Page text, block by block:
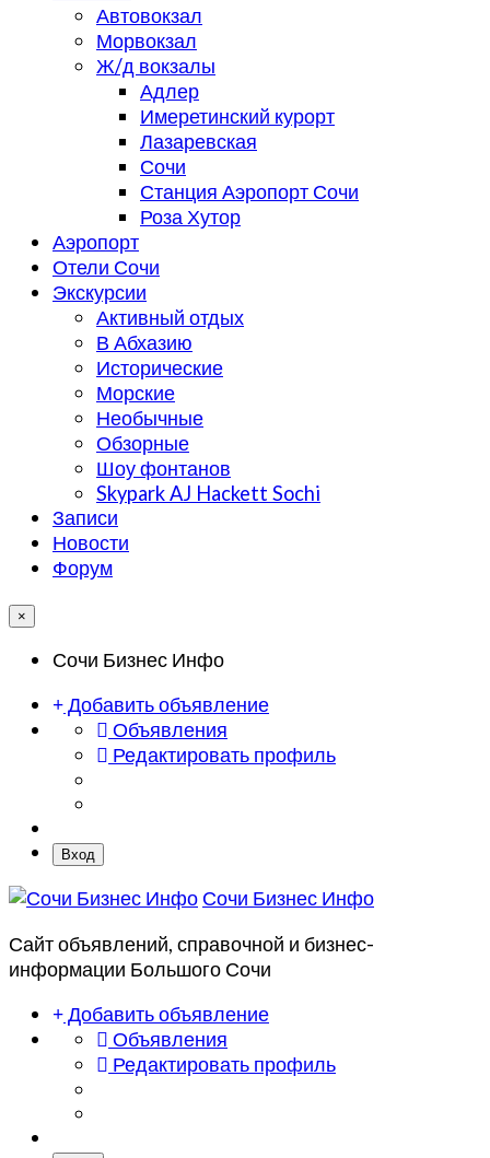
Автовокзал
Морвокзал
Ж/д вокзалы
Адлер
Имеретинский курорт
Лазаревская
Сочи
Станция Аэропорт Сочи
Роза Хутор
Аэропорт
Отели Сочи
Экскурсии
Активный отдых
В Абхазию
Исторические
Морские
Необычные
Обзорные
Шоу фонтанов
Skypark AJ Hackett Sochi
Записи
Новости
Форум
×
Сочи Бизнес Инфо
Добавить объявление
Объявления
Редактировать профиль
Вход
Сочи Бизнес Инфо
Сайт объявлений, справочной и бизнес-
информации Большого Сочи
Добавить объявление
Объявления
Редактировать профиль